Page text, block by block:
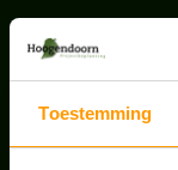
Toestemming
LAATSTE